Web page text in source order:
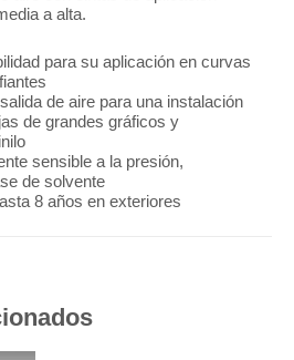
a alta.
para su aplicación en curvas
de aire para una instalación
de grandes gráficos y
sensible a la presión,
de solvente
8 años en exteriores